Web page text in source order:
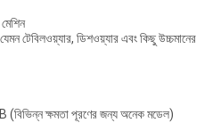
টেবিলওয়্যার, ডিশওয়্যার এবং কিছু উচ্চমানের
ক্ষমতা পূরণের জন্য অনেক মডেল)